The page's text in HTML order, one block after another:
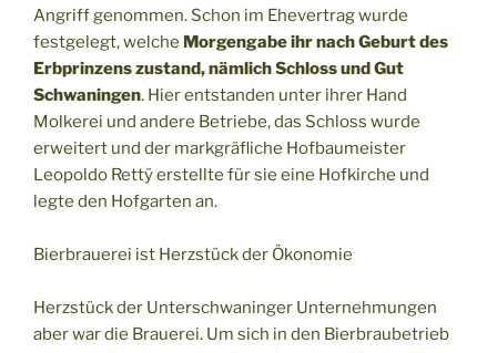
Angriff genommen. Schon im Ehevertrag wurde
festgelegt, welche Morgengabe ihr nach Geburt des
Erbprinzens zustand, nämlich Schloss und Gut
Schwaningen. Hier entstanden unter ihrer Hand
Molkerei und andere Betriebe, das Schloss wurde
erweitert und der markgräfliche Hofbaumeister
Leopoldo Rettÿ erstellte für sie eine Hofkirche und
legte den Hofgarten an.
Bierbrauerei ist Herzstück der Ökonomie
Herzstück der Unterschwaninger Unternehmungen
aber war die Brauerei. Um sich in den Bierbraubetrieb